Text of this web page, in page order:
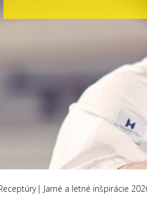
Jarné a letné inšpirácie